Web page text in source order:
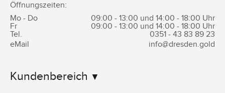
Öffnungszeiten:
Mo - Do
09:00 - 13:00 und 14:00 - 18:00 Uhr
Fr
09:00 - 13:00 und 14:00 - 18:00 Uhr
Tel.
0351 - 43 83 89 23
eMail
info@dresden.gold
Kundenbereich